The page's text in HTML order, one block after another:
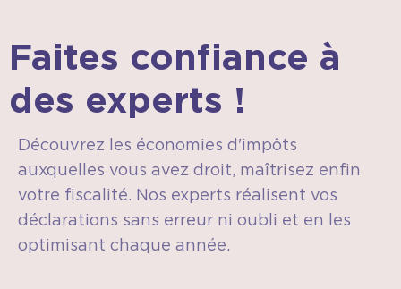
Faites confiance à
des experts !
Découvrez les économies d'impôts
auxquelles vous avez droit, maîtrisez enfin
votre fiscalité. Nos experts réalisent vos
déclarations sans erreur ni oubli et en les
optimisant chaque année.